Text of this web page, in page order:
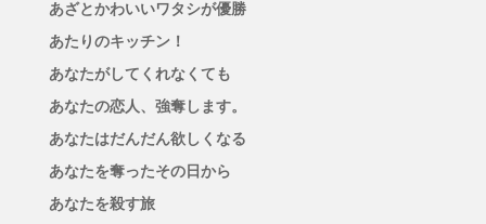
あざとかわいいワタシが優勝
あたりのキッチン！
あなたがしてくれなくても
あなたの恋人、強奪します。
あなたはだんだん欲しくなる
あなたを奪ったその日から
あなたを殺す旅